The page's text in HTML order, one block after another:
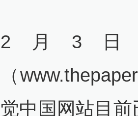
2月3日
（
觉中国网站目